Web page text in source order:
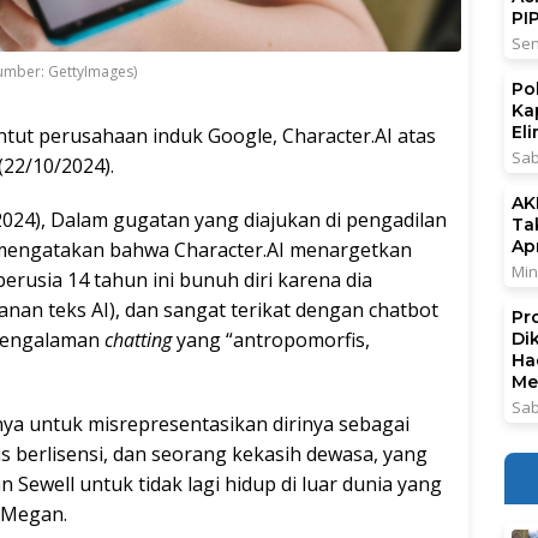
GettyImages)
perusahaan induk Google, Character.AI atas
10/2024).
Dalam gugatan yang diajukan di pengadilan
bahwa Character.AI menargetkan
14 tahun ini bunuh diri karena dia
teks AI), dan sangat terikat dengan chatbot
chattingyang “antropomorfis,
untuk misrepresentasikan dirinya sebagai
dan seorang kekasih dewasa, yang
Sewell untuk tidak lagi hidup di luar dunia yang